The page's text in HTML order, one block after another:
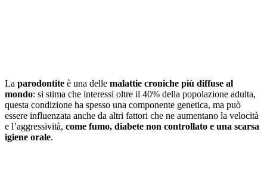
La parodontite è una delle malattie croniche più diffuse al
mondo: si stima che interessi oltre il 40% della popolazione adulta,
questa condizione ha spesso una componente genetica, ma può
essere influenzata anche da altri fattori che ne aumentano la velocità
e l’aggressività, come fumo, diabete non controllato e una scarsa
igiene orale.